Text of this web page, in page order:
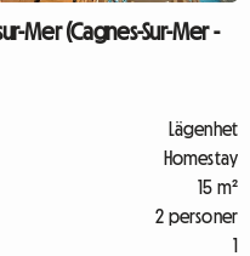
Mer (Cagnes-Sur-Mer -
Lägenhet
Homestay
15 m²
2 personer
1